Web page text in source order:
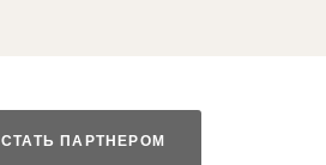
СТАТЬ ПАРТНЕРОМ